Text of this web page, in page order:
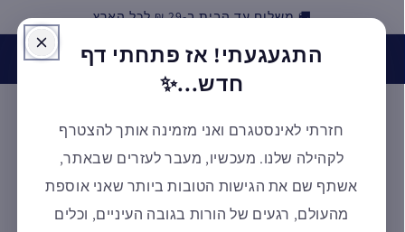
דילוג 🚚 משלוח עד הבית ב-29 ₪ לכל הארץ
האינסטגרם של אלמנטסורי חזר לפעילות! בואו לעקוב אחרינו
ולקבל השראה ✨ למעבר לעמוד
התגעגעתי! אז פתחתי דף
חדש...✨
חזרתי לאינסטגרם ואני מזמינה אותך להצטרף
לקהילה שלנו. מעכשיו, מעבר לעזרים שבאתר,
אשתף שם את הגישות הטובות ביותר שאני אוספת
מהעולם, רגעים של הורות בגובה העיניים, וכלים